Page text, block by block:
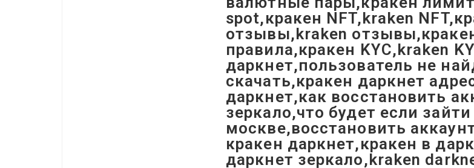
spot,кракен NFT,kraken
отзывы,kraken
правила,кракен KYC,kraken
даркнет,пользователь не
скачать,кракен даркнет
даркнет,как восстановить
зеркало,что будет если
москве,восстановить
кракен даркнет,кракен в
даркнет зеркало,kraken